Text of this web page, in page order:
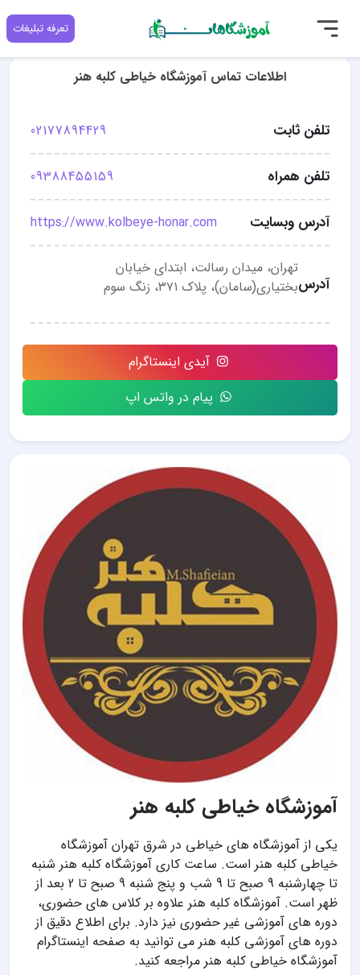
تعرفه تبلیغات
آموزشگاه خیاطی کلبه هنر
یکی از آموزشگاه های خیاطی در شرق تهران آموزشگاه
خیاطی کلبه هنر است. ساعت کاری آموزشگاه کلبه هنر شنبه
تا چهارشنبه 9 صبح تا 9 شب و پنج شنبه 9 صبح تا 2 بعد از
ظهر است. آموزشگاه کلبه هنر علاوه بر کلاس های حضوری،
دوره های آموزشی غیر حضوری نیز دارد. برای اطلاع دقیق از
دوره های آموزشی کلبه هنر می توانید به صفحه اینستاگرام
آموزشگاه خیاطی کلبه هنر مراجعه کنید.
اطلاعات تماس آموزشگاه خیاطی کلبه هنر
تلفن ثابت 02177894429
تلفن همراه 09388455159
آدرس وبسایت https://www.kolbeye-honar.com
آدرس
تهران، میدان رسالت، ابتدای خیابان
بختیاری(سامان)، پلاک ۳۷۱، زنگ سوم
آیدی اینستاگرام
پیام در واتس اپ